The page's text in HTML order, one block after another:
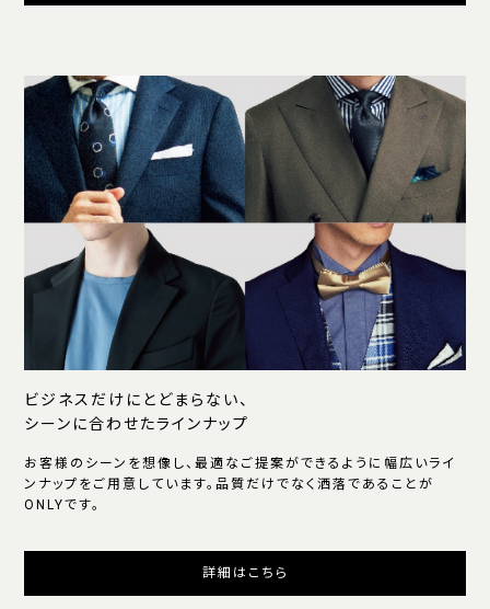
ビジネスだけにとどまらない、
シーンに合わせたラインナップ
お客様のシーンを想像し、最適なご提案ができるように幅広いライ
ンナップをご用意しています。品質だけでなく洒落であることが
ONLYです。
詳細はこちら